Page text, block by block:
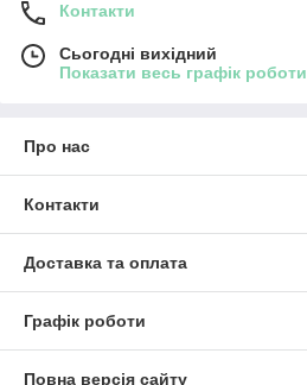
Контакти
Сьогодні вихідний
Показати весь графік роботи
Про нас
Контакти
Доставка та оплата
Графік роботи
Повна версія сайту